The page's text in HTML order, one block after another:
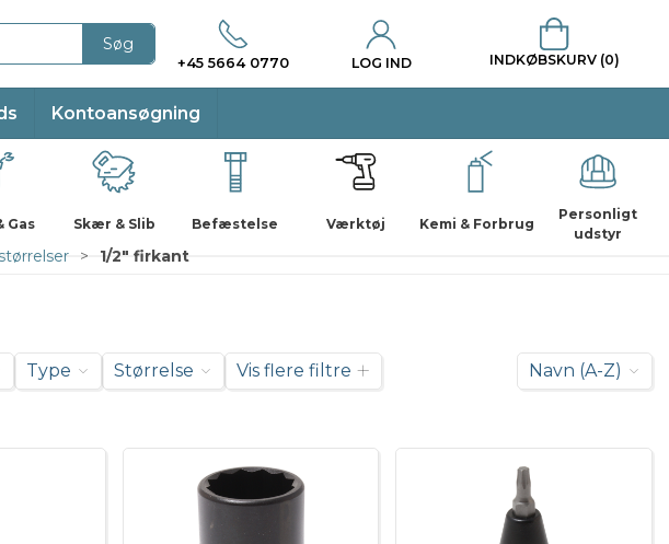
Søg
+45 5664 0770 LOG IND INDKØBSKURV (0)
Kontoansøgning
Gas Skær & Slib Befæstelse Værktøj Kemi & Forbrug
Personligt
udstyr
1/2" firkant
Type Størrelse Vis flere filtre Navn (A-Z)